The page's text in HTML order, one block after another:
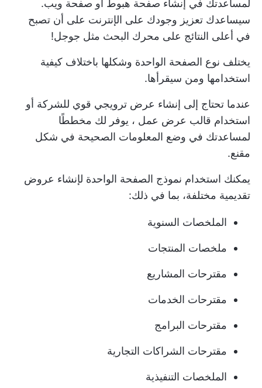
لمساعدتك في إنشاء صفحة هبوط أو صفحة ويب.
سيساعدك تعزيز وجودك على الإنترنت على أن تصبح
في أعلى النتائج على محرك البحث مثل جوجل!
يختلف نوع الصفحة الواحدة وشكلها باختلاف كيفية
استخدامها ومن سيقرأها.
عندما تحتاج إلى إنشاء عرض ترويجي قوي للشركة أو
استخدام قالب عرض عمل ، يوفر لك مخططًا
لمساعدتك في وضع المعلومات الصحيحة في شكل
مقنع.
يمكنك استخدام نموذج الصفحة الواحدة لإنشاء عروض
تقديمية مختلفة، بما في ذلك:
الملخصات السنوية
ملخصات المنتجات
مقترحات المشاريع
مقترحات الخدمات
مقترحات البرامج
مقترحات الشراكات التجارية
الملخصات التنفيذية